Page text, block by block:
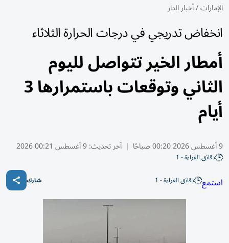
الإمارات/أخبار الدار
انخفاض تدريجي في درجات الحرارة الثلاثاء
أمطار الخير تتواصل لليوم
الثاني وتوقعات باستمرارها 3
أيام
9 أغسطس 2026 00:20 صباحًا | آخر تحديث:9 أغسطس 00:21 2026
دقائق القراءة - 1
استمع دقائق القراءة - 1 شارك